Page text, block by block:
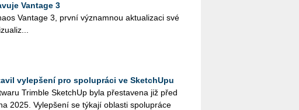
Vantage 3
Van­tage 3, první vý­znam­nou ak­tu­a­li­za­ci své
vylepšení pro spolupráci ve SketchUpu
Trim­ble Sketch­Up byla pře­sta­ve­na již před
2025. Vy­lep­še­ní se tý­ka­jí ob­las­ti spo­lu­prá­ce